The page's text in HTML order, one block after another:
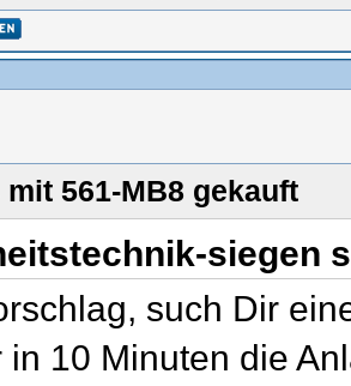
mit 561-MB8 gekauft
siegen
such Dir
in 10 Minuten die